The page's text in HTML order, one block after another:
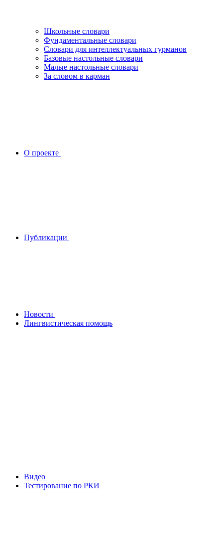
Школьные словари
Фундаментальные словари
Словари для интеллектуальных гурманов
Базовые настольные словари
Малые настольные словари
За словом в карман
О проекте
Публикации
Новости
Лингвистическая помощь
Видео
Тестирование по РКИ